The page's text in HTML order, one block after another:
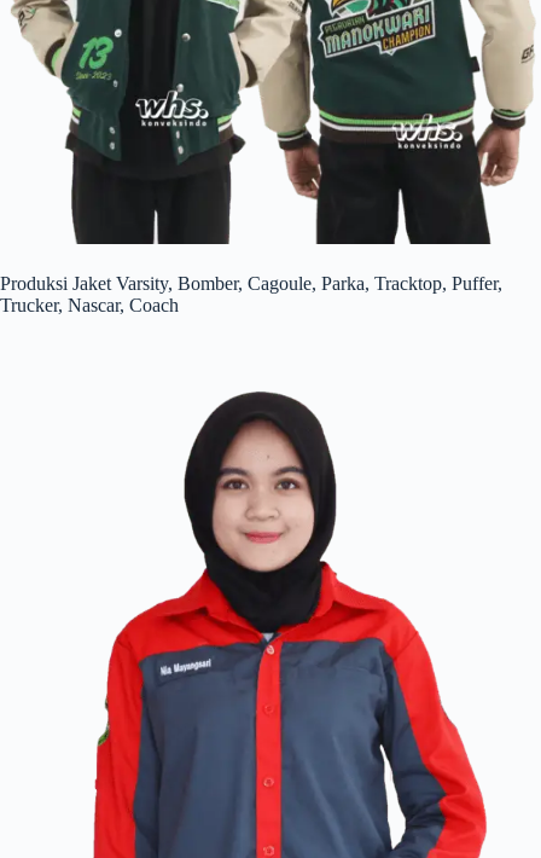
Produksi Jaket Varsity, Bomber, Cagoule, Parka, Tracktop, Puffer,
Trucker, Nascar, Coach